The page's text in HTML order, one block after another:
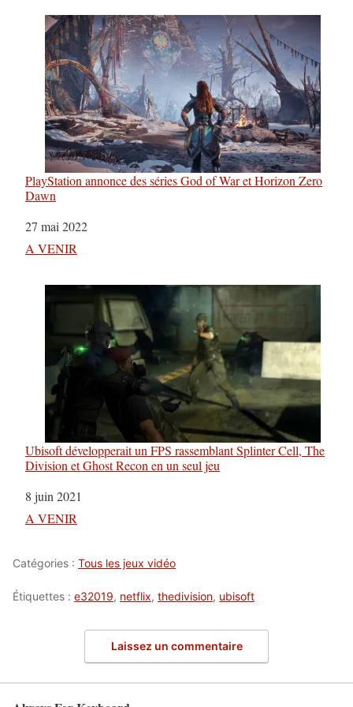
PlayStation annonce des séries God of War et Horizon Zero
Dawn
Date
27 mai 2022
Par rapport à
A VENIR
Ubisoft développerait un FPS rassemblant Splinter Cell, The
Division et Ghost Recon en un seul jeu
Date
8 juin 2021
Par rapport à
A VENIR
Catégories : Tous les jeux vidéo
Étiquettes : e32019, netflix, thedivision, ubisoft
Laissez un commentaire